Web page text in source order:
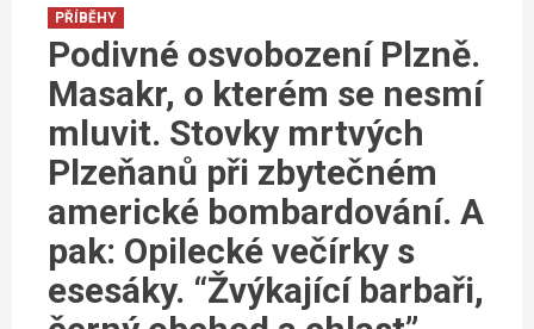
PŘÍBĚHY
Podivné osvobození Plzně.
Masakr, o kterém se nesmí
mluvit. Stovky mrtvých
Plzeňanů při zbytečném
americké bombardování. A
pak: Opilecké večírky s
esesáky. “Žvýkající barbaři,